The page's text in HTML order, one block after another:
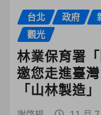
台北 政府
觀光
林業保育署
邀您走進臺
「山林製造」